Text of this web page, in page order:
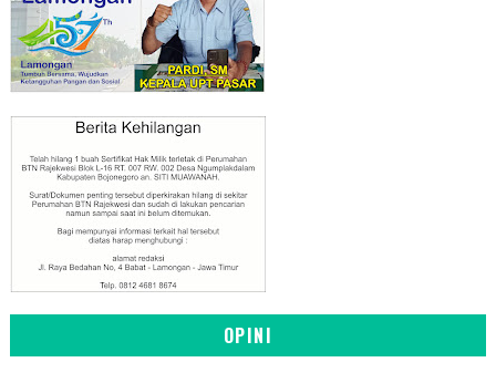
OPINI